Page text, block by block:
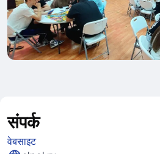
संपर्क
वेबसाइट